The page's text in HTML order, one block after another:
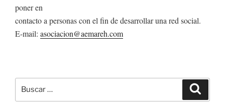
poner en
contacto a personas con el fin de desarrollar una red social.
E-mail: asociacion@aemareh.com
por: